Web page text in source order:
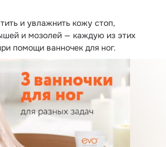
и увлажнить кожу стоп,
и мозолей — каждую из этих
помощи ванночек для ног.